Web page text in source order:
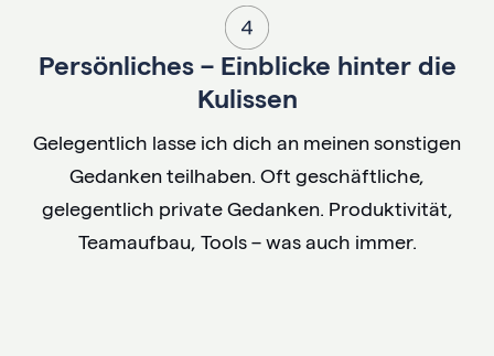
Persönliches – Einblicke hinter die
Kulissen
Gelegentlich lasse ich dich an meinen sonstigen
Gedanken teilhaben. Oft geschäftliche,
gelegentlich private Gedanken. Produktivität,
Teamaufbau, Tools – was auch immer.